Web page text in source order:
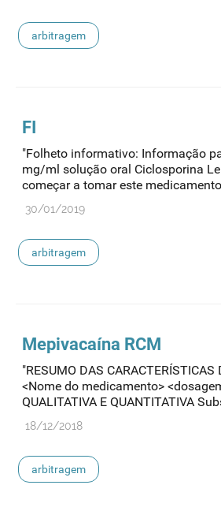
arbitragem
FI
"Folheto informativo: Informação
mg/ml solução oral Ciclosporina
começar a tomar este
30/01/2019
arbitragem
Mepivacaína RCM
"RESUMO DAS
<Nome do medicamento>
QUALITATIVA E QUANTITATIVA
18/12/2018
arbitragem